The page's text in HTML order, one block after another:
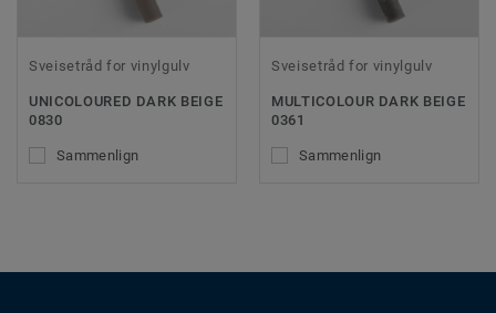
Sveisetråd for vinylgulv
UNICOLOURED DARK BEIGE
0830
Sammenlign
Sveisetråd for vinylgulv
MULTICOLOUR DARK BEIGE
0361
Sammenlign